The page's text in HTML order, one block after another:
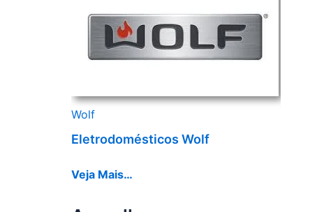
Wolf
Eletrodomésticos Wolf
Veja Mais…